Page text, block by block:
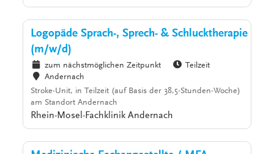
Logopäde Sprach-, Sprech- & Schlucktherapie
(m/w/d)
zum nächstmöglichen Zeitpunkt
Teilzeit
Andernach
Stroke-Unit, in Teilzeit (auf Basis der 38,5-Stunden-Woche)
am Standort Andernach
Rhein-Mosel-Fachklinik Andernach